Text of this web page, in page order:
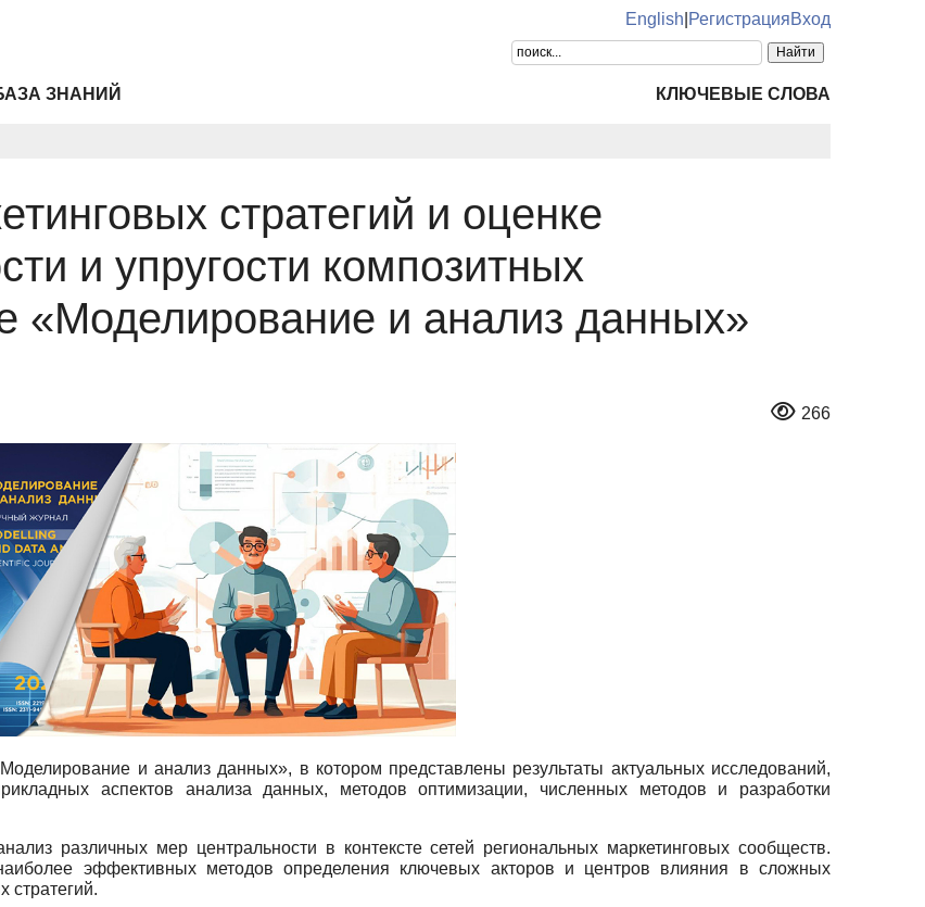
English РегистрацияВход
ЗНАНИЙ КЛЮЧЕВЫЕ СЛОВА
стратегий и оценке
и упругости композитных
«Моделирование и анализ данных»
266
и анализ данных», в котором представлены результаты актуальных исследований,
аспектов анализа данных, методов оптимизации, численных методов и разработки
различных мер центральности в контексте сетей региональных маркетинговых сообществ.
эффективных методов определения ключевых акторов и центров влияния в сложных
стратегий.